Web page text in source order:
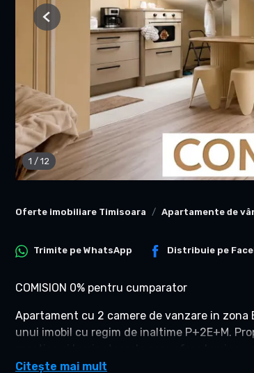
1 / 12
Previous
Oferte imobiliare Timisoara Apartamente de
Trimite pe WhatsApp Distribuie pe
COMISION 0% pentru cumparator
Apartament cu 2 camere de vanzare in
unui imobil cu regim de inaltime P+2E+M.
practica si luminatoarele care ofera lumina
Citește mai mult